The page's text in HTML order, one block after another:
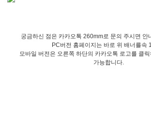
궁금하신 점은 카카오톡 260mm로 문의 주시면 안
PC버전 홈페이지는 바로 위 배너를속
모바일 버전은 오른쪽 하단의 카카오톡 로고를 클
가능합니다.